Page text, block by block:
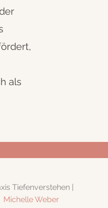
als
Tiefenverstehen |
Michelle Weber